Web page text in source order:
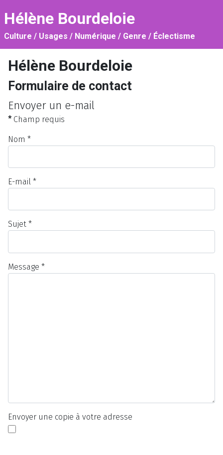
Hélène Bourdeloie
Culture / Usages / Numérique / Genre / Éclectisme
Hélène Bourdeloie
Formulaire de contact
Envoyer un e-mail
*Champ requis
Nom *
E-mail *
Sujet *
Message *
Envoyer une copie à votre adresse